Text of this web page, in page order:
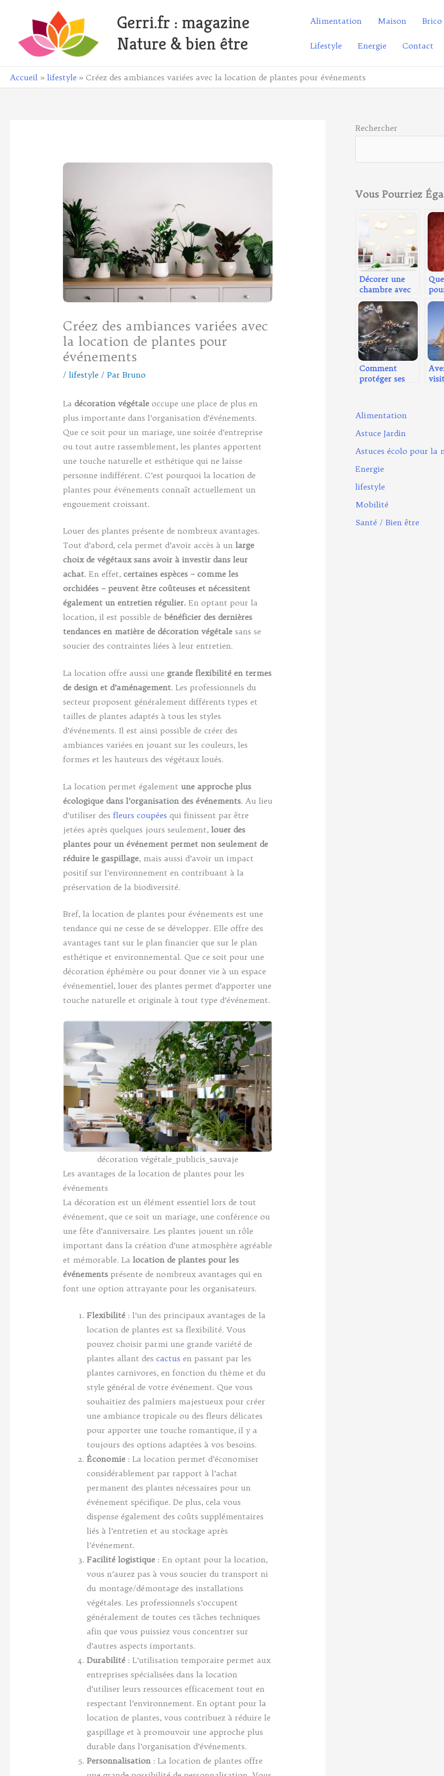
contenu
Gerri.fr : magazine
Nature & bien être
Alimentation Maison Brico
Lifestyle Energie Contact
Accueil lifestyle Créez des ambiances variées avec la location de plantes pour événements
Créez des ambiances variées avec
la location de plantes pour
événements
/ lifestyle / Par Bruno
La décoration végétaleoccupe une place de plus en
plus importante dans l’organisation d’événements.
Que ce soit pour un mariage, une soirée d’entreprise
ou tout autre rassemblement, les plantes apportent
une touche naturelle et esthétique qui ne laisse
personne indifférent. C’est pourquoi la location de
plantes pour événements connaît actuellement un
engouement croissant.
Louer des plantes présente de nombreux avantages.
Tout d’abord, cela permet d’avoir accès à un large
choix de végétaux sans avoir à investir dans leur
achat. En effet, certaines espèces – comme les
orchidées – peuvent être coûteuses et nécessitent
également un entretien régulier.En optant pour la
location, il est possible de bénéficier des dernières
tendances en matière de décoration végétale sans se
soucier des contraintes liées à leur entretien.
La location offre aussi une grande flexibilité en termes
de design et d’aménagement. Les professionnels du
secteur proposent généralement différents types et
tailles de plantes adaptés à tous les styles
d’événements. Il est ainsi possible de créer des
ambiances variées en jouant sur les couleurs, les
formes et les hauteurs des végétaux loués.
La location permet également une approche plus
écologique dans l’organisation des événements. Au lieu
d’utiliser des fleurs coupées qui finissent par être
jetées après quelques jours seulement, louer des
plantes pour un événement permet non seulement de
réduire le gaspillage, mais aussi d’avoir un impact
positif sur l’environnement en contribuant à la
préservation de la biodiversité.
Bref, la location de plantes pour événements est une
tendance qui ne cesse de se développer. Elle offre des
avantages tant sur le plan financier que sur le plan
esthétique et environnemental. Que ce soit pour une
décoration éphémère ou pour donner vie à un espace
événementiel, louer des plantes permet d’apporter une
touche naturelle et originale à tout type d’événement.
décoration végétale_publicis_sauvaje
Les avantages de la location de plantes pour les
événements
La décoration est un élément essentiel lors de tout
événement, que ce soit un mariage, une conférence ou
une fête d’anniversaire. Les plantes jouent un rôle
important dans la création d’une atmosphère agréable
et mémorable. La location de plantes pour les
événementsprésente de nombreux avantages qui en
font une option attrayante pour les organisateurs.
Flexibilité: l’un des principaux avantages de la
location de plantes est sa flexibilité. Vous
pouvez choisir parmi une grande variété de
plantes allant des cactus en passant par les
plantes carnivores, en fonction du thème et du
style général de votre événement. Que vous
souhaitiez des palmiers majestueux pour créer
une ambiance tropicale ou des fleurs délicates
pour apporter une touche romantique, il y a
toujours des options adaptées à vos besoins.
Économie: La location permet d’économiser
considérablement par rapport à l’achat
permanent des plantes nécessaires pour un
événement spécifique. De plus, cela vous
dispense également des coûts supplémentaires
liés à l’entretien et au stockage après
l’événement.
Facilité logistique: En optant pour la location,
vous n’aurez pas à vous soucier du transport ni
du montage/démontage des installations
végétales. Les professionnels s’occupent
généralement de toutes ces tâches techniques
afin que vous puissiez vous concentrer sur
d’autres aspects importants.
Durabilité: L’utilisation temporaire permet aux
entreprises spécialisées dans la location
d’utiliser leurs ressources efficacement tout en
respectant l’environnement. En optant pour la
location de plantes, vous contribuez à réduire le
gaspillage et à promouvoir une approche plus
durable dans l’organisation d’événements.
Personnalisation: La location de plantes offre
Rechercher
Vous Pourriez
Décorer une
chambre avec
stickers enfants
les
Comment
protéger ses
Alimentation
Astuce Jardin
Astuces écolo pour la
Energie
lifestyle
Mobilité
Santé / Bien être